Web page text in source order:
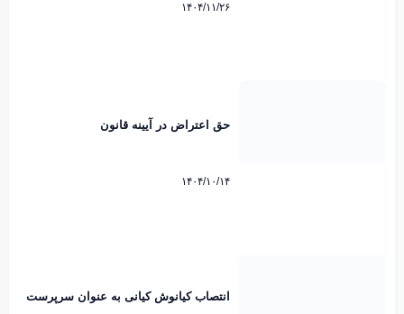
۱۴۰۴/۱۱/۲۶
حق اعتراض در آیینه قانون
۱۴۰۴/۱۰/۱۴
انتصاب کیانوش کیانی به عنوان سرپرست